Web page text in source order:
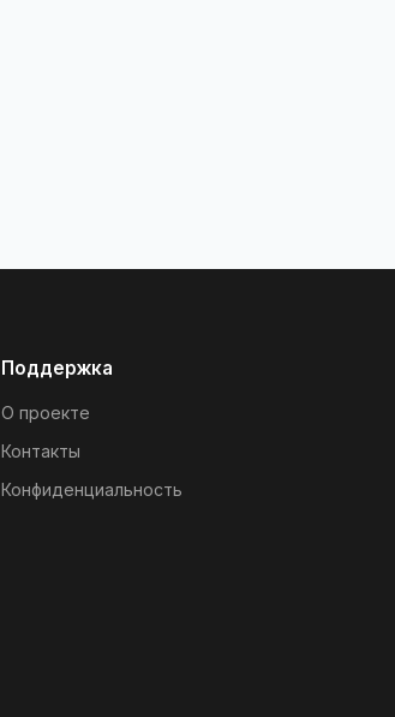
Поддержка
О проекте
Контакты
Конфиденциальность